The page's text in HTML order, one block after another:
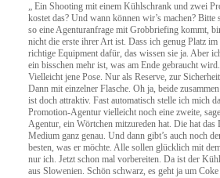
„ Ein Shooting mit einem Kühlschrank und zwei
kostet das? Und wann können wir’s machen?
so eine Agenturanfrage mit Grobbriefing kommt,
nicht die erste ihrer Art ist. Dass ich genug Platz im
richtige Equipment dafür, das wissen sie ja. Aber
ein bisschen mehr ist, was am Ende gebraucht
Vielleicht jene Pose. Nur als Reserve, zur
Dann mit einzelner Flasche. Oh ja, beide
ist doch attraktiv. Fast automatisch stelle ich mich
Promotion-Agentur vielleicht noch eine zweite,
Agentur, ein Wörtchen mitzureden hat. Die hat
Medium ganz genau. Und dann gibt’s auch noch
besten, was er möchte. Alle sollen glücklich mit
nur ich. Jetzt schon mal vorbereiten. Da ist der
aus Slowenien. Schön schwarz, es geht ja um